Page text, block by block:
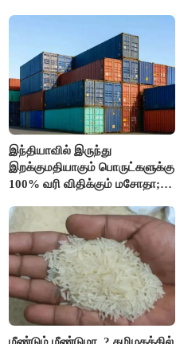
இந்தியாவில் இருந்து
இறக்குமதியாகும் பொருட்களுக்கு
100% வரி விதிக்கும் மசோதா;